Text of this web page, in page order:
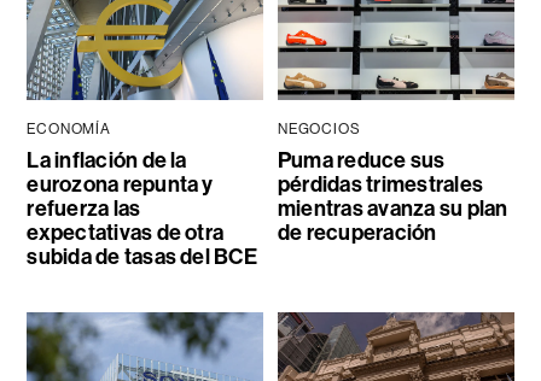
ECONOMÍA
La inflación de la
eurozona repunta y
refuerza las
expectativas de otra
subida de tasas del BCE
NEGOCIOS
Puma reduce sus
pérdidas trimestrales
mientras avanza su plan
de recuperación